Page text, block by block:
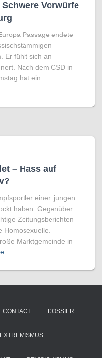
Vorwürfe
Passage endete
Er fühlt sich an
Nach dem CSD in
hat ein
– Hass auf
einen jungen
haben. Gegenüber
Zeitungsberichten
Homosexuelle.
Marktgemeinde in
CONTACT DOSSIER